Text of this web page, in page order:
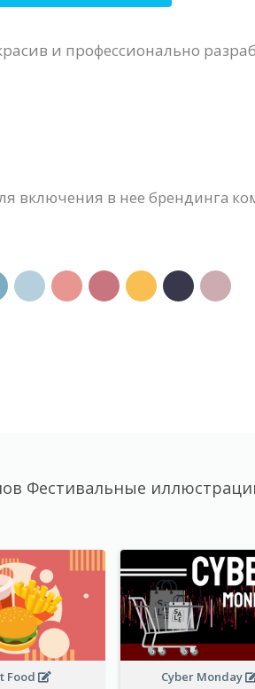
и профессионально
включения в нее брендинга
Фестивальные
Food Cyber Monday